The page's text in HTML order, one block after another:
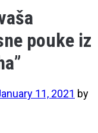
pouke iz
11, 2021 by